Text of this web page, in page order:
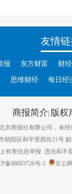
友情
报 东方财富 财
思维财经 每日经
商报简介| 版权
京商报社有限公司，未经
朝阳区和平里西街21号
有害信息举报 违法和不
备08003726号-1
京公